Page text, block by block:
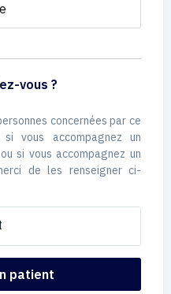
vous ?
concernées par ce
si vous accompagnez un
si vous accompagnez un
de les renseigner ci-
patient